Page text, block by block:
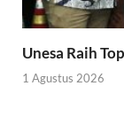
Unesa Raih
1 Agustus 2026